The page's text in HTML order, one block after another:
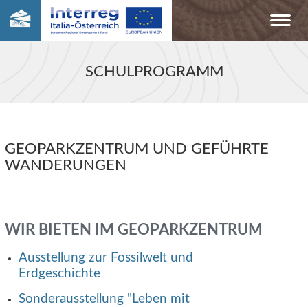
SCHULPROGRAMM
GEOPARKZENTRUM UND GEFÜHRTE
WANDERUNGEN
WIR BIETEN IM GEOPARKZENTRUM
Ausstellung zur Fossilwelt und
Erdgeschichte
Sonderausstellung "Leben mit